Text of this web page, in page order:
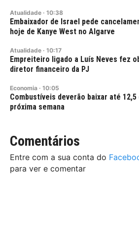
Atualidade · 10:38
Embaixador de Israel pede
hoje de Kanye West no Algarve
Atualidade · 10:17
Empreiteiro ligado a Luís Neves fez
diretor financeiro da PJ
Economia · 10:05
Combustíveis deverão baixar até
próxima semana
Comentários
Entre com a sua conta do
para ver e comentar